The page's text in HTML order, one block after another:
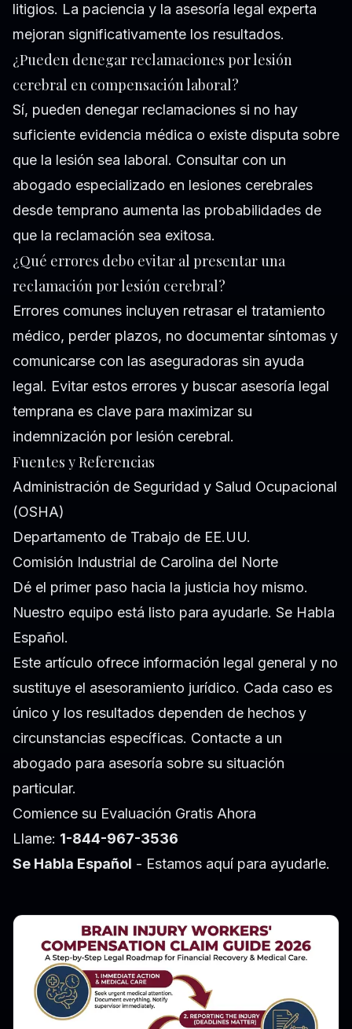
litigios. La paciencia y la asesoría legal experta
mejoran significativamente los resultados.
¿Pueden denegar reclamaciones por lesión
cerebral en compensación laboral?
Sí, pueden denegar reclamaciones si no hay
suficiente evidencia médica o existe disputa sobre
que la lesión sea laboral. Consultar con un
abogado especializado en lesiones cerebrales
desde temprano aumenta las probabilidades de
que la reclamación sea exitosa.
¿Qué errores debo evitar al presentar una
reclamación por lesión cerebral?
Errores comunes incluyen retrasar el tratamiento
médico, perder plazos, no documentar síntomas y
comunicarse con las aseguradoras sin ayuda
legal. Evitar estos errores y buscar asesoría legal
temprana es clave para maximizar su
indemnización por lesión cerebral.
Fuentes y Referencias
Administración de Seguridad y Salud Ocupacional
(OSHA)
Departamento de Trabajo de EE.UU.
Comisión Industrial de Carolina del Norte
Dé el primer paso hacia la justicia hoy mismo.
Nuestro equipo está listo para ayudarle. Se Habla
Español.
Este artículo ofrece información legal general y no
sustituye el asesoramiento jurídico. Cada caso es
único y los resultados dependen de hechos y
circunstancias específicas. Contacte a un
abogado para asesoría sobre su situación
particular.
Comience su Evaluación Gratis Ahora
Llame: 1-844-967-3536
Se Habla Español - Estamos aquí para ayudarle.